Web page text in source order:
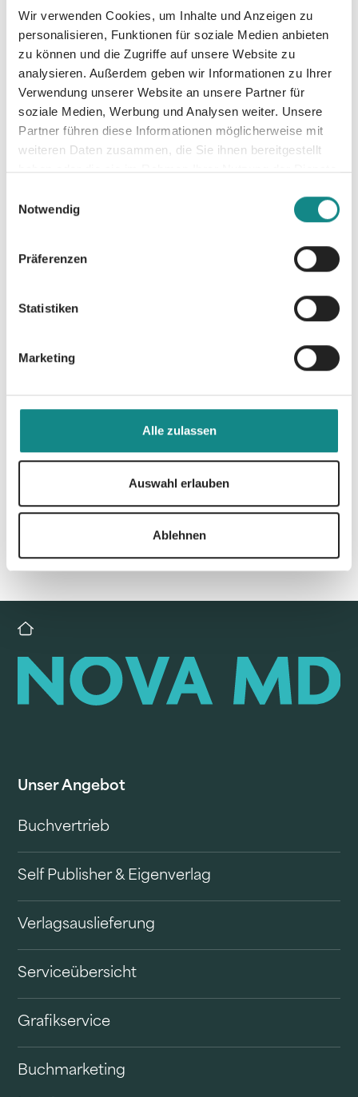
Wir verwenden Cookies, um Inhalte und Anzeigen zu
personalisieren, Funktionen für soziale Medien anbieten
zu können und die Zugriffe auf unsere Website zu
analysieren. Außerdem geben wir Informationen zu Ihrer
Verwendung unserer Website an unsere Partner für
soziale Medien, Werbung und Analysen weiter. Unsere
Partner führen diese Informationen möglicherweise mit
weiteren Daten zusammen, die Sie ihnen bereitgestellt
haben oder die sie im Rahmen Ihrer Nutzung der Dienste
Notwendig
Präferenzen
Statistiken
Marketing
Alle zulassen
Auswahl erlauben
Ablehnen
Kinderärzten Dr. Leila Masson und Herbert
Renz-Polster, und Erfahrungsberichten
veganer Eltern untermauert. Ergänzende
Online-Kurse zu diesem Buch findest du
unter: www.vegane-familien-masterclass.de /
Mit dem Code: SINN20 erhältst du 20%
Rabatt. Bitte markiere uns auf Twitter und
Instagram mit: #veganesproesslinge
Zur Übersicht
Unser Angebot
Buchvertrieb
Self Publisher & Eigenverlag
Verlagsauslieferung
Serviceübersicht
Grafikservice
Buchmarketing